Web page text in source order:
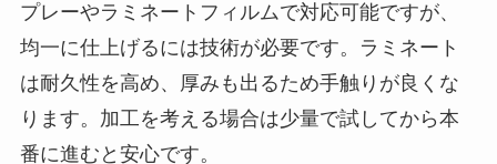
プレーやラミネートフィルムで対応可能ですが、
均一に仕上げるには技術が必要です。ラミネート
は耐久性を高め、厚みも出るため手触りが良くな
ります。加工を考える場合は少量で試してから本
番に進むと安心です。